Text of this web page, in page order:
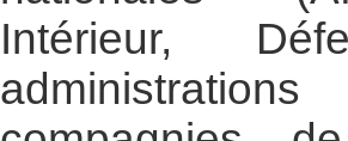
Intérieur,